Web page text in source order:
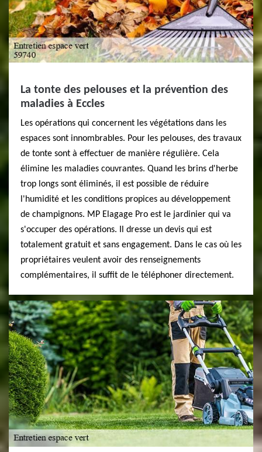
La tonte des pelouses et la prévention des
maladies à Eccles
Les opérations qui concernent les végétations dans les
espaces sont innombrables. Pour les pelouses, des travaux
de tonte sont à effectuer de manière régulière. Cela
élimine les maladies couvrantes. Quand les brins d'herbe
trop longs sont éliminés, il est possible de réduire
l'humidité et les conditions propices au développement
de champignons. MP Elagage Pro est le jardinier qui va
s'occuper des opérations. Il dresse un devis qui est
totalement gratuit et sans engagement. Dans le cas où les
propriétaires veulent avoir des renseignements
complémentaires, il suffit de le téléphoner directement.